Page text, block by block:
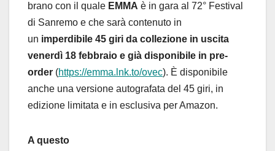
brano con il quale EMMA è in gara al 72° Festival
di Sanremo e che sarà contenuto in
un imperdibile 45 giri da collezione in uscita
venerdì 18 febbraio e già disponibile in pre-
order (https://emma.lnk.to/ovec). È disponibile
anche una versione autografata del 45 giri, in
edizione limitata e in esclusiva per Amazon.
A questo